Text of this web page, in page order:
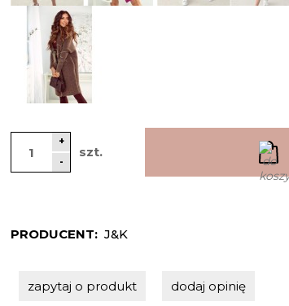
+
-
szt.
PRODUCENT: J&K
zapytaj o produkt dodaj opinię